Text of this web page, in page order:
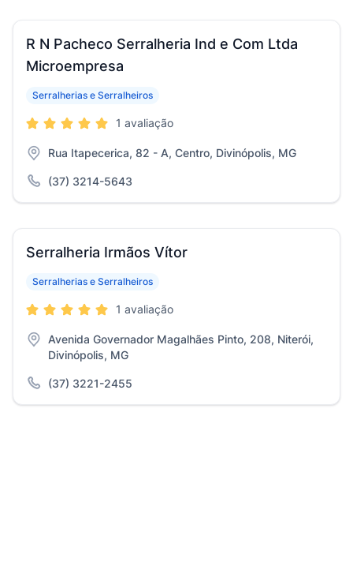
R N Pacheco Serralheria Ind e Com Ltda
Microempresa
Serralherias e Serralheiros
1 avaliação
Rua Itapecerica, 82 - A, Centro, Divinópolis, MG
(37) 3214-5643
Serralheria Irmãos Vítor
Serralherias e Serralheiros
1 avaliação
Avenida Governador Magalhães Pinto, 208, Niterói,
Divinópolis, MG
(37) 3221-2455